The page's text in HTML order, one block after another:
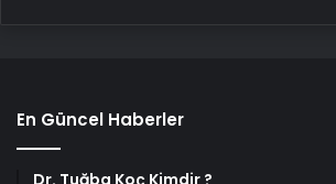
En Güncel Haberler
Dr. Tuğba Koç Kimdir ?